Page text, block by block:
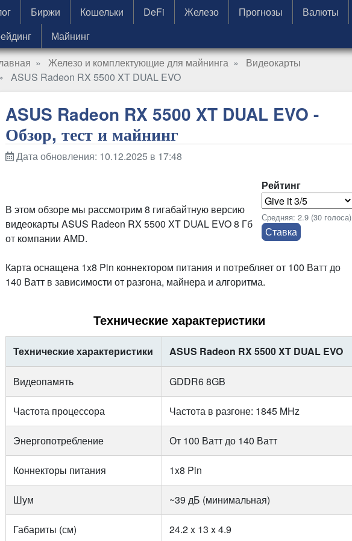
Биржи Кошельки DeFi Железо Прогнозы Валюты
Майнинг
Железо и комплектующие для майнинга
Видеокарты
ASUS Radeon RX 5500 XT DUAL EVO
ASUS Radeon RX 5500 XT DUAL EVO -
Обзор, тест и майнинг
Дата обновления: 10.12.2025 в 17:48
Рейтинг
Средняя: 2.9 (30 голоса)
В этом обзоре мы рассмотрим 8 гигабайтную версию
видеокарты ASUS Radeon RX 5500 XT DUAL EVO 8 Гб
от компании AMD.
Карта оснащена 1x8 Pin коннектором питания и потребляет от 100 Ватт до
140 Ватт в зависимости от разгона, майнера и алгоритма.
Технические характеристики
Технические характеристики ASUS Radeon RX 5500 XT DUAL EVO
Видеопамять GDDR6 8GB
Частота процессора Частота в разгоне: 1845 MHz
Энергопотребление От 100 Ватт до 140 Ватт
Коннекторы питания 1x8 Pin
Шум ~39 дБ (минимальная)
Габариты (см) 24.2 x 13 x 4.9